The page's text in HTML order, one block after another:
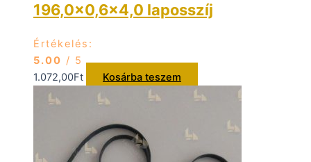
196,0×0,6×4,0 laposszíj
Értékelés:
5.00 / 5
1.072,00Ft Kosárba teszem